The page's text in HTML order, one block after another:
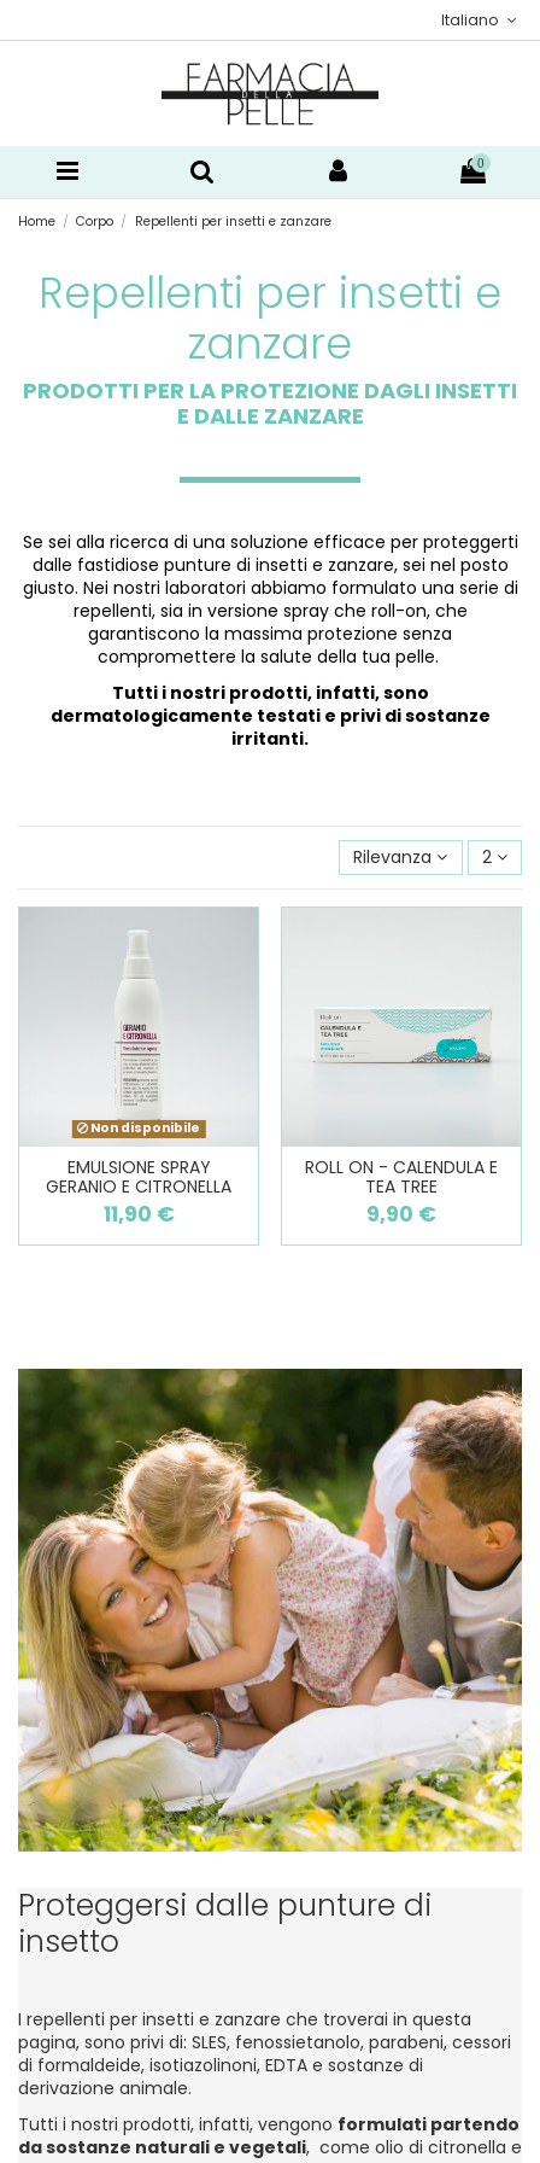
Italiano
0
Home Corpo Repellenti per insetti e zanzare
Repellenti per insetti e
zanzare
PRODOTTI PER LA PROTEZIONE DAGLI INSETTI
E DALLE ZANZARE
Se sei alla ricerca di una soluzione efficace per proteggerti
dalle fastidiose punture di insetti e zanzare, sei nel posto
giusto. Nei nostri laboratori abbiamo formulato una serie di
repellenti, sia in versione spray che roll-on, che
garantiscono la massima protezione senza
compromettere la salute della tua pelle.
Tutti i nostri prodotti, infatti, sono
dermatologicamente testati e privi di sostanze
irritanti.
Rilevanza 2
Non disponibile
EMULSIONE SPRAY
GERANIO E CITRONELLA
11,90 €
ROLL ON - CALENDULA E
TEA TREE
9,90 €
Proteggersi dalle punture di
insetto
I repellenti per insetti e zanzare che troverai in questa
pagina, sono privi di: SLES, fenossietanolo, parabeni, cessori
di formaldeide, isotiazolinoni, EDTA e sostanze di
derivazione animale.
Tutti i nostri prodotti, infatti, vengono formulati partendo
da sostanze naturali e vegetali, come olio di citronella e